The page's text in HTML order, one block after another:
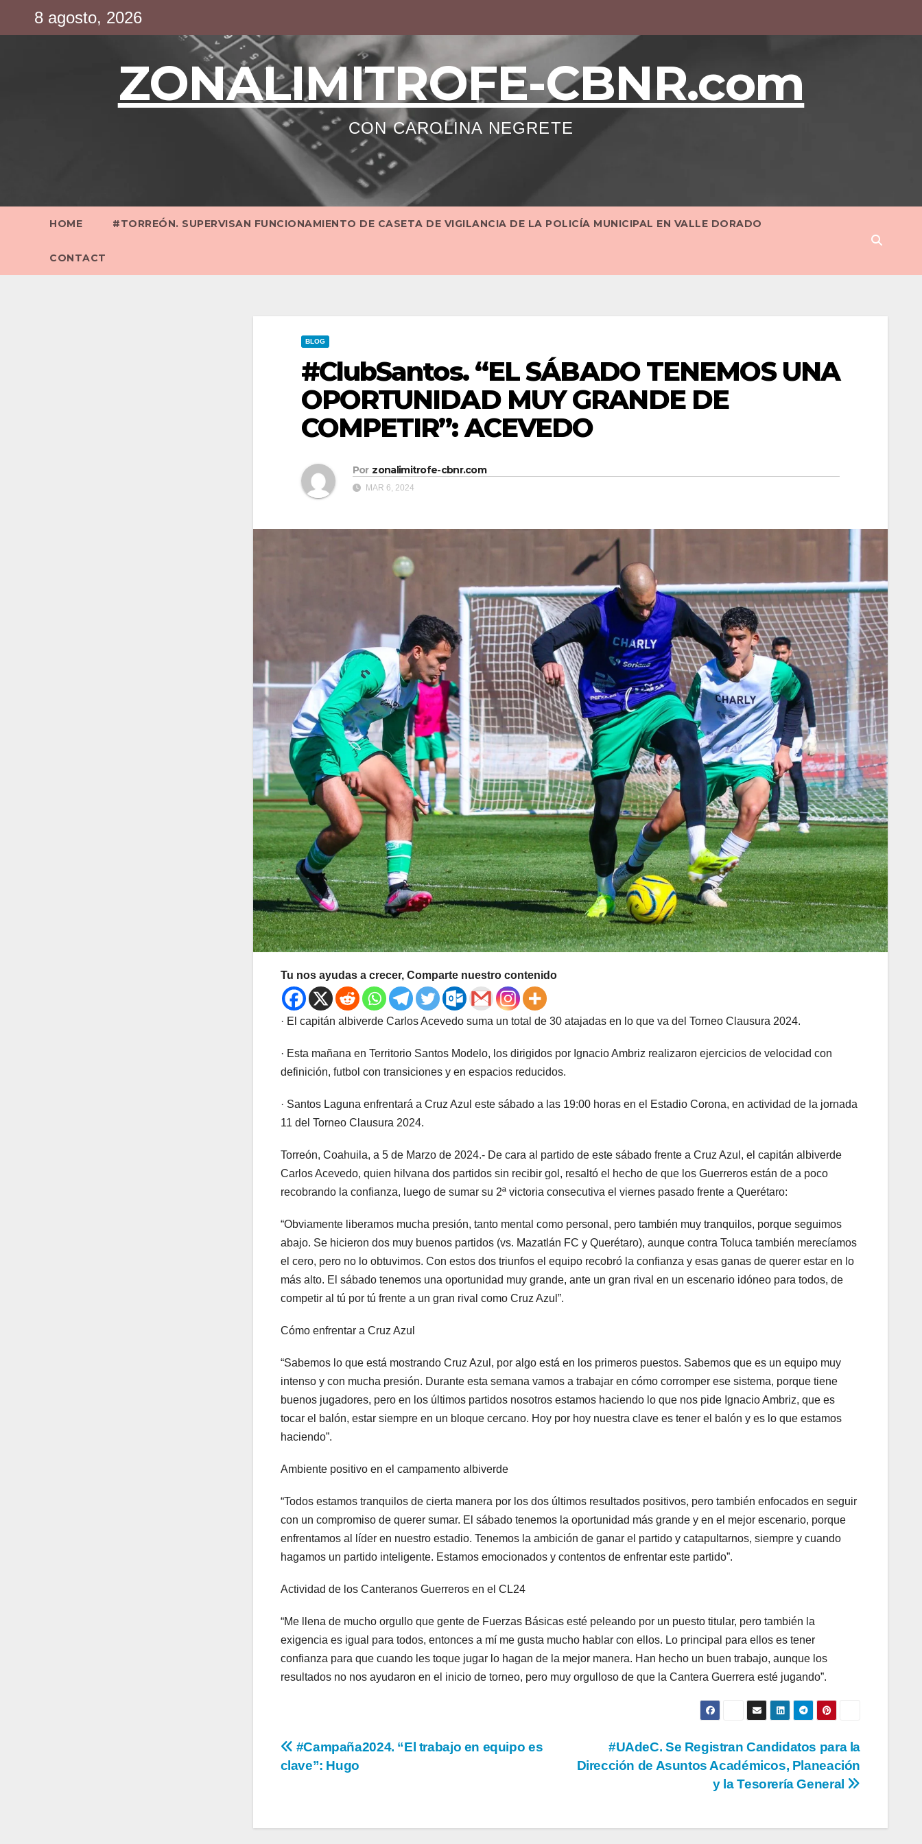
8 agosto, 2026
ZONALIMITROFE-CBNR.com
CON CAROLINA NEGRETE
HOME #TORREÓN. SUPERVISAN FUNCIONAMIENTO DE CASETA DE VIGILANCIA DE LA POLICÍA MUNICIPAL EN VALLE DORADO
CONTACT
BLOG
#ClubSantos. “EL SÁBADO TENEMOS UNA
OPORTUNIDAD MUY GRANDE DE
COMPETIR”: ACEVEDO
Por zonalimitrofe-cbnr.com
MAR 6, 2024
Tu nos ayudas a crecer, Comparte nuestro contenido
· El capitán albiverde Carlos Acevedo suma un total de 30 atajadas en lo que va del Torneo Clausura 2024.
· Esta mañana en Territorio Santos Modelo, los dirigidos por Ignacio Ambriz realizaron ejercicios de velocidad con
definición, futbol con transiciones y en espacios reducidos.
· Santos Laguna enfrentará a Cruz Azul este sábado a las 19:00 horas en el Estadio Corona, en actividad de la jornada
11 del Torneo Clausura 2024.
Torreón, Coahuila, a 5 de Marzo de 2024.- De cara al partido de este sábado frente a Cruz Azul, el capitán albiverde
Carlos Acevedo, quien hilvana dos partidos sin recibir gol, resaltó el hecho de que los Guerreros están de a poco
recobrando la confianza, luego de sumar su 2ª victoria consecutiva el viernes pasado frente a Querétaro:
“Obviamente liberamos mucha presión, tanto mental como personal, pero también muy tranquilos, porque seguimos
abajo. Se hicieron dos muy buenos partidos (vs. Mazatlán FC y Querétaro), aunque contra Toluca también merecíamos
el cero, pero no lo obtuvimos. Con estos dos triunfos el equipo recobró la confianza y esas ganas de querer estar en lo
más alto. El sábado tenemos una oportunidad muy grande, ante un gran rival en un escenario idóneo para todos, de
competir al tú por tú frente a un gran rival como Cruz Azul”.
Cómo enfrentar a Cruz Azul
“Sabemos lo que está mostrando Cruz Azul, por algo está en los primeros puestos. Sabemos que es un equipo muy
intenso y con mucha presión. Durante esta semana vamos a trabajar en cómo corromper ese sistema, porque tiene
buenos jugadores, pero en los últimos partidos nosotros estamos haciendo lo que nos pide Ignacio Ambriz, que es
tocar el balón, estar siempre en un bloque cercano. Hoy por hoy nuestra clave es tener el balón y es lo que estamos
haciendo”.
Ambiente positivo en el campamento albiverde
“Todos estamos tranquilos de cierta manera por los dos últimos resultados positivos, pero también enfocados en seguir
con un compromiso de querer sumar. El sábado tenemos la oportunidad más grande y en el mejor escenario, porque
enfrentamos al líder en nuestro estadio. Tenemos la ambición de ganar el partido y catapultarnos, siempre y cuando
hagamos un partido inteligente. Estamos emocionados y contentos de enfrentar este partido”.
Actividad de los Canteranos Guerreros en el CL24
“Me llena de mucho orgullo que gente de Fuerzas Básicas esté peleando por un puesto titular, pero también la
exigencia es igual para todos, entonces a mí me gusta mucho hablar con ellos. Lo principal para ellos es tener
confianza para que cuando les toque jugar lo hagan de la mejor manera. Han hecho un buen trabajo, aunque los
resultados no nos ayudaron en el inicio de torneo, pero muy orgulloso de que la Cantera Guerrera esté jugando”.
Navegación
#UAdeC. Se Registran Candidatos para la
Dirección de Asuntos Académicos, Planeación
y la Tesorería General
#Campaña2024. “El trabajo en equipo es
clave”: Hugo